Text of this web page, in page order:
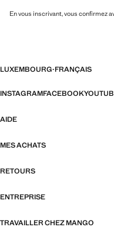
En vous inscrivant, vous confirmez
LUXEMBOURG·FRANÇAIS
INSTAGRAMFACEBOOK
AIDE
MES ACHATS
RETOURS
ENTREPRISE
TRAVAILLER CHEZ MANGO